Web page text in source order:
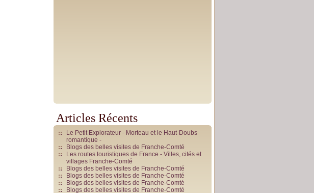
Articles Récents
Le Petit Explorateur - Morteau et le Haut-Doubs
romantique -
Blogs des belles visites de Franche-Comté
Les routes touristiques de France - Villes, cités et
villages Franche-Comté
Blogs des belles visites de Franche-Comté
Blogs des belles visites de Franche-Comté
Blogs des belles visites de Franche-Comté
Blogs des belles visites de Franche-Comté